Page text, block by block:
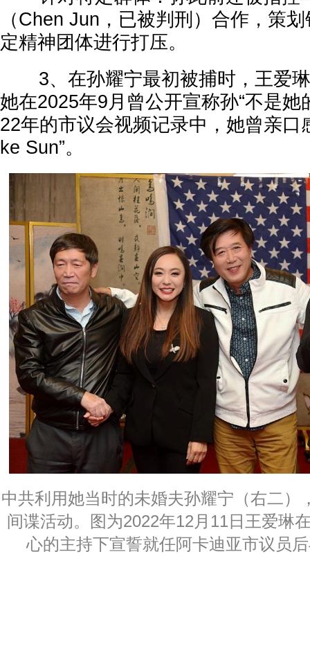
（Chen Jun，已被判刑）合作，策
定精神团体进行打压。
3、在孙耀宁最初被捕时，王爱琳
她在2025年9月曾公开宣称孙“不是她
22年的市议会视频记录中，她曾亲口
ke Sun”。
中共利用她当时的未婚夫孙耀宁（右二）
间谍活动。图为2022年12月11日王爱琳
心的主持下宣誓就任阿卡迪亚市议员